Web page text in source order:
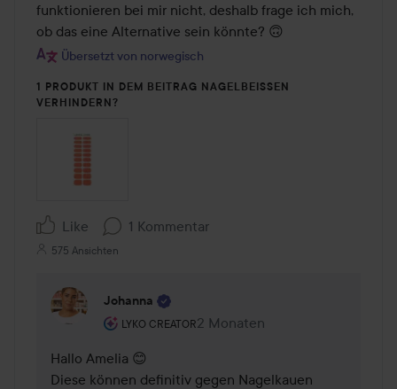
funktionieren bei mir nicht, deshalb frage ich mich,
ob das eine Alternative sein könnte? 🙃
Übersetzt von norwegisch
1 PRODUKT IN DEM BEITRAG NAGELBEISSEN V
ERHINDERN?
Like 1 Kommentar
575 Ansichten
Johanna
LYKO CREATOR
Rolle des Benutzers: Lyko Creator.
2 Monaten
Kommentaren lades 2 Monaten
Hallo Amelia 😊
Diese können definitiv gegen Nagelkauen